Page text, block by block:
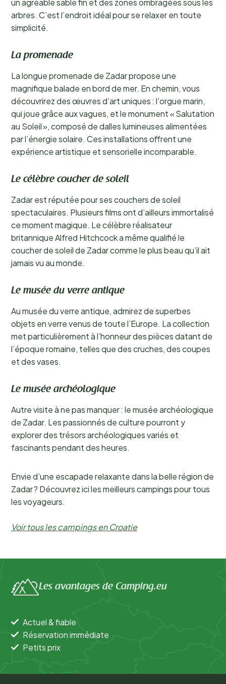
un agréable sable fin et des zones ombragées sous les
arbres. C’est l’endroit idéal pour se relaxer en toute
simplicité.
La promenade
La longue promenade de Zadar propose une
magnifique balade en bord de mer. En chemin, vous
découvrirez des œuvres d’art uniques : l’orgue marin,
qui joue grâce aux vagues, et le monument « Salutation
au Soleil », composé de dalles lumineuses alimentées
par l’énergie solaire. Ces installations offrent une
expérience artistique et sensorielle incomparable.
Le célèbre coucher de soleil
Zadar est réputée pour ses couchers de soleil
spectaculaires. Plusieurs films ont d’ailleurs immortalisé
ce moment magique. Le célèbre réalisateur
britannique Alfred Hitchcock a même qualifié le
coucher de soleil de Zadar comme le plus beau qu’il ait
jamais vu au monde.
Le musée du verre antique
Au musée du verre antique, admirez de superbes
objets en verre venus de toute l’Europe. La collection
met particulièrement à l’honneur des pièces datant de
l’époque romaine, telles que des cruches, des coupes
et des vases.
Le musée archéologique
Autre visite à ne pas manquer : le musée archéologique
de Zadar. Les passionnés de culture pourront y
explorer des trésors archéologiques variés et
fascinants pendant des heures.
Envie d’une escapade relaxante dans la belle région de
Zadar ? Découvrez ici les meilleurs campings pour tous
les voyageurs.
Voir tous les campings en Croatie
Les avantages de Camping.eu
Actuel & fiable
Réservation immédiate
Petits prix